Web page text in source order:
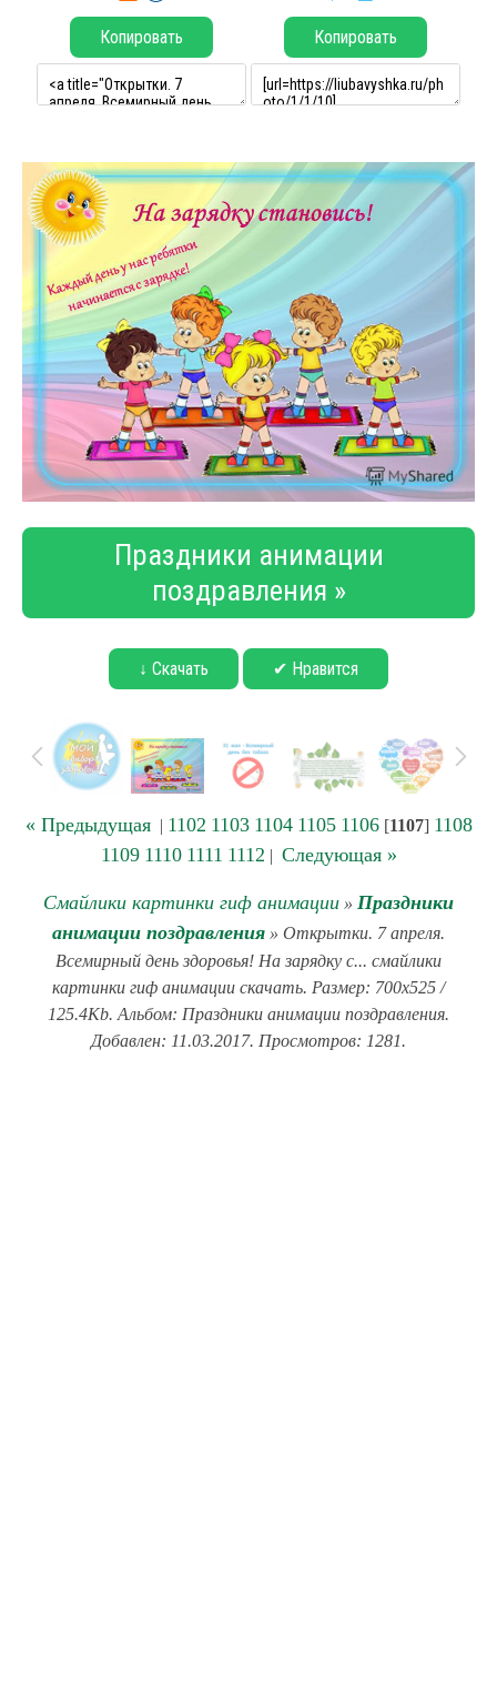
Копировать Копировать
Праздники анимации
поздравления »
↓ Скачать ✔ Нравится
« Предыдущая| 1102 1103 1104 1105 1106[1107] 1108
1109 1110 1111 1112 | Следующая »
Смайлики картинки гиф анимации » Праздники
анимации поздравления » Открытки. 7 апреля.
Всемирный день здоровья! На зарядку с... смайлики
картинки гиф анимации скачать. Размер: 700x525 /
125.4Kb. Альбом: Праздники анимации поздравления.
Добавлен: 11.03.2017. Просмотров: 1281.